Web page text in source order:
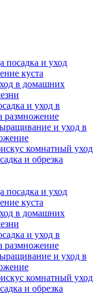
посадка и уход
куста
в домашних
и уход в
размножение
и уход в
комнатный уход
и обрезка
посадка и уход
куста
в домашних
и уход в
размножение
и уход в
комнатный уход
и обрезка